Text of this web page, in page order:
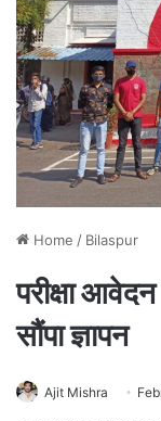
Home / Bilaspur
परीक्षा
सौंपा ज्ञापन
Ajit Mishra